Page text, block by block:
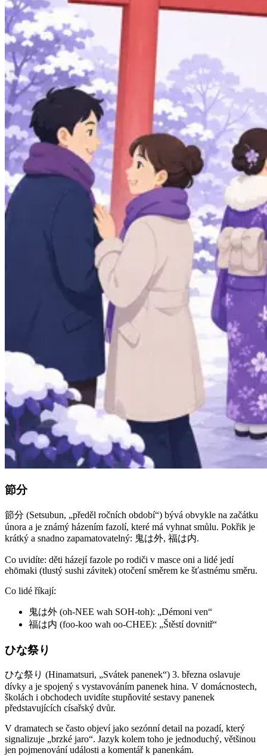
節分
節分 (Setsubun, „předěl ročních období“) bývá obvykle na začátku
února a je známý házením fazolí, které má vyhnat smůlu. Pokřik je
krátký a snadno zapamatovatelný: 鬼は外, 福は内.
Co uvidíte: děti házejí fazole po rodiči v masce oni a lidé jedí
ehōmaki (tlustý sushi závitek) otočení směrem ke šťastnému směru.
Co lidé říkají:
鬼は外 (oh-NEE wah SOH-toh): „Démoni ven“
福は内 (foo-koo wah oo-CHEE): „Štěstí dovnitř“
ひな祭り
ひな祭り (Hinamatsuri, „Svátek panenek“) 3. března oslavuje
dívky a je spojený s vystavováním panenek hina. V domácnostech,
školách i obchodech uvidíte stupňovité sestavy panenek
představujících císařský dvůr.
V dramatech se často objeví jako sezónní detail na pozadí, který
signalizuje „brzké jaro“. Jazyk kolem toho je jednoduchý, většinou
jen pojmenování události a komentář k panenkám.